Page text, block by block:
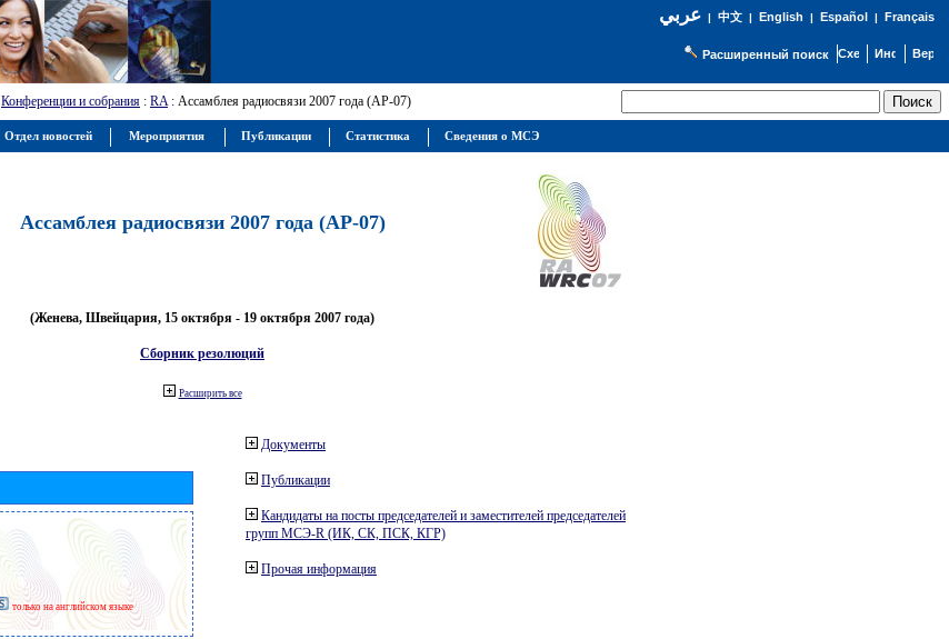
عربي| 中文| English | Español | Français
Расширенный поиск
Конференции и собрания : RA: Ассамблея радиосвязи 2007 года (АР-07)
Ассамблея радиосвязи 2007 года (АР-07)
(Женева, Швейцария, 15 октября - 19 октября 2007 года)
Сборник резолюций
Расширить все
только на английском языке
Документы
Публикации
Кандидаты на посты председателей и заместителей председателей
групп МСЭ-R (ИК, СК, ПСК, КГР)
Прочая информация
Отдел новостей Мероприятия Публикации Статистика Сведения о МСЭ